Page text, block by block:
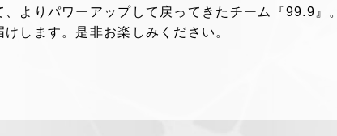
よりパワーアップして戻ってきたチーム『99.9』。
します。是非お楽しみください。